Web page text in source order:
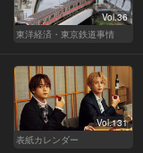
Vol.36
東洋経済・東京鉄道事情
Vol.131
表紙カレンダー